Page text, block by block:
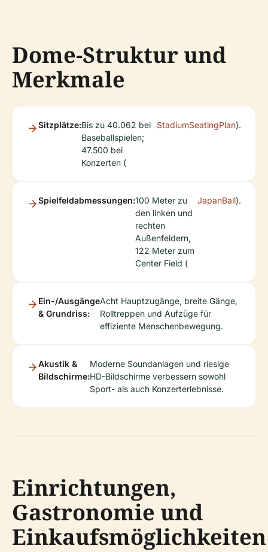
Dome-Struktur und
Merkmale
Sitzplätze:Bis zu 40.062 bei
Baseballspielen;
47.500 bei
Konzerten (
StadiumSeatingPlan).
Spielfeldabmessungen:100 Meter zu
den linken und
rechten
Außenfeldern,
122 Meter zum
Center Field (
JapanBall).
Ein-/Ausgänge
& Grundriss:
Acht Hauptzugänge, breite Gänge,
Rolltreppen und Aufzüge für
effiziente Menschenbewegung.
Akustik &
Bildschirme:
Moderne Soundanlagen und riesige
HD-Bildschirme verbessern sowohl
Sport- als auch Konzerterlebnisse.
Einrichtungen,
Gastronomie und
Einkaufsmöglichkeiten